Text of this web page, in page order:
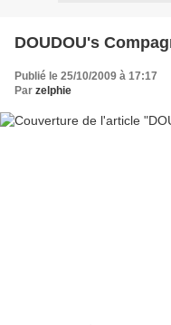
DOUDOU's
Publié le 25/10/2009 à 17:17
Par zelphie